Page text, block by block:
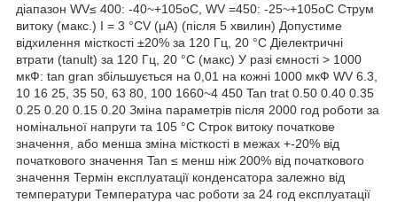
діапазон WV≤ 400: -40~+105oC, WV =450: -25~+105oC Струм
витоку (макс.) I = 3 °CV (μA) (після 5 хвилин) Допустиме
відхилення місткості ±20% за 120 Гц, 20 °C Діелектричні
втрати (tanult) за 120 Гц, 20 °C (макс) У разі ємності > 1000
мкФ: tan gran збільшується на 0,01 на кожні 1000 мкФ WV 6.3,
10 16 25, 35 50, 63 80, 100 1660~4 450 Tan trat 0.50 0.40 0.35
0.25 0.20 0.15 0.20 Зміна параметрів після 2000 год роботи за
номінальної напруги та 105 °C Строк витоку початкове
значення, або менша зміна місткості в межах +-20% від
початкового значення Tan ≤ менш ніж 200% від початкового
значення Термін експлуатації конденсатора залежно від
температури Температура час роботи за 24 год експлуатації